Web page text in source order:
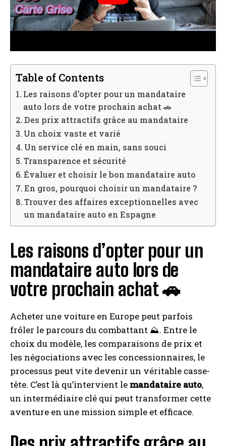
Table of Contents
Les raisons d’opter pour un mandataire
auto lors de votre prochain achat 🚗
Des prix attractifs grâce au mandataire
Un choix vaste et varié
Un service clé en main, sans souci
Transparence et sécurité
Évaluer et choisir le bon mandataire auto
En gros, pourquoi choisir un mandataire ?
Trouver des affaires exceptionnelles avec
un mandataire auto en Espagne
Les raisons d’opter pour un
mandataire auto lors de
votre prochain achat 🚗
Acheter une voiture en Europe peut parfois
frôler le parcours du combattant ⛰️. Entre le
choix du modèle, les comparaisons de prix et
les négociations avec les concessionnaires, le
processus peut vite devenir un véritable casse-
tête. C’est là qu’intervient le mandataire auto,
un intermédiaire clé qui peut transformer cette
aventure en une mission simple et efficace.